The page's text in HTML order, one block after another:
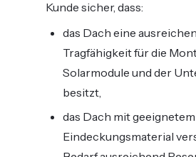
Kunde sicher, dass:
das Dach eine
Tragfähigkeit für die
Solarmodule und der
besitzt,
das Dach mit geeignetem
Eindeckungsmaterial